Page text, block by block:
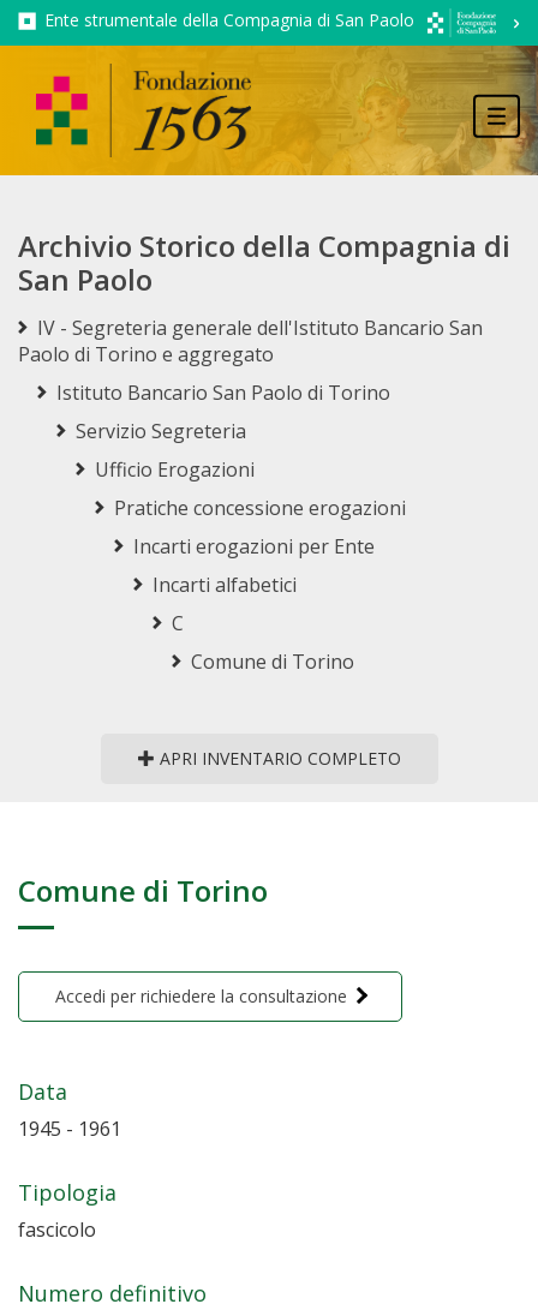
Ente strumentale della Compagnia di San Paolo
Archivio Storico della Compagnia di
San Paolo
IV - Segreteria generale dell'Istituto Bancario San
Paolo di Torino e aggregato
Istituto Bancario San Paolo di Torino
Servizio Segreteria
Ufficio Erogazioni
Pratiche concessione erogazioni
Incarti erogazioni per Ente
Incarti alfabetici
C
Comune di Torino
APRI INVENTARIO COMPLETO
Comune di Torino
Accedi per richiedere la consultazione
Data
1945 - 1961
Tipologia
fascicolo
Numero definitivo